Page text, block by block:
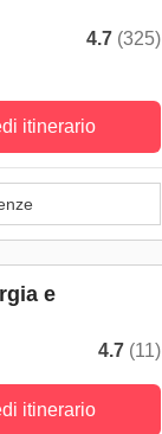
4.7 (325)
itinerario
e
4.7 (11)
itinerario